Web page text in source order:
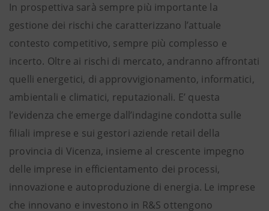
In prospettiva sarà sempre più importante la
gestione dei rischi che caratterizzano l’attuale
contesto competitivo, sempre più complesso e
incerto. Oltre ai rischi di mercato, andranno affrontati
quelli energetici, di approvvigionamento, informatici,
ambientali e climatici, reputazionali. E’ questa
l’evidenza che emerge dall’indagine condotta sulle
filiali imprese e sui gestori aziende retail della
provincia di Vicenza, insieme al crescente impegno
delle imprese in efficientamento dei processi,
innovazione e autoproduzione di energia. Le imprese
che innovano e investono in R&S ottengono